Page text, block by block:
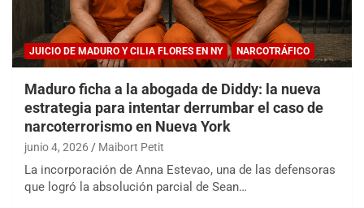
JUICIO DE MADURO Y CILIA FLORES EN NY NARCOTRÁFICO
Maduro ficha a la abogada de Diddy: la nueva
estrategia para intentar derrumbar el caso de
narcoterrorismo en Nueva York
junio 4, 2026 Maibort Petit
La incorporación de Anna Estevao, una de las defensoras
que logró la absolución parcial de Sean…